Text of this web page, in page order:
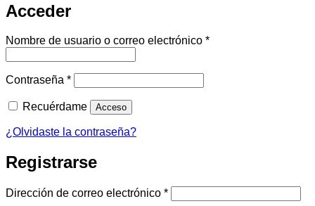
Acceder
Nombre de usuario o correo electrónico *Obligatorio
Contraseña *Obligatorio
Recuérdame Acceso
¿Olvidaste la contraseña?
Registrarse
Dirección de correo electrónico *Obligatorio